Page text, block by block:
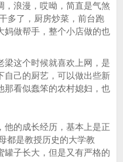
，浪漫，哎呦，简直是气煞
多了，厨房炒菜，前台跑
妈做帮手，整个小店做的也
梁这个时候就喜欢上网，是
自己的厨艺，可以做出些新
那看似蠢笨的农村媳妇，也
他的成长经历，基本上是正
都是教授历史的大学教
罐子长大，但是又有严格的